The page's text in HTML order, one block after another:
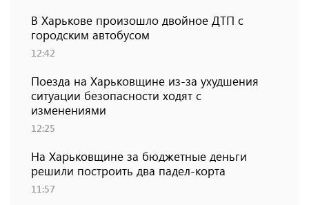
В Харькове произошло двойное ДТП с
городским автобусом
12:42
Поезда на Харьковщине из-за ухудшения
ситуации безопасности ходят с
изменениями
12:25
На Харьковщине за бюджетные деньги
решили построить два падел-корта
11:57